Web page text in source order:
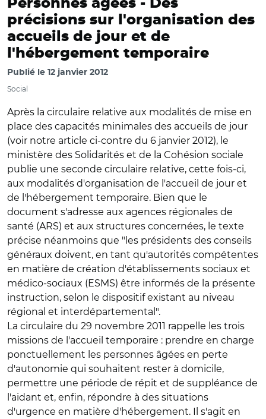
Personnes âgées - Des
précisions sur l'organisation des
accueils de jour et de
l'hébergement temporaire
Publié le 12 janvier 2012
Social
Après la circulaire relative aux modalités de mise en
place des capacités minimales des accueils de jour
(voir notre article ci-contre du 6 janvier 2012), le
ministère des Solidarités et de la Cohésion sociale
publie une seconde circulaire relative, cette fois-ci,
aux modalités d'organisation de l'accueil de jour et
de l'hébergement temporaire. Bien que le
document s'adresse aux agences régionales de
santé (ARS) et aux structures concernées, le texte
précise néanmoins que "les présidents des conseils
généraux doivent, en tant qu'autorités compétentes
en matière de création d'établissements sociaux et
médico-sociaux (ESMS) être informés de la présente
instruction, selon le dispositif existant au niveau
régional et interdépartemental".
La circulaire du 29 novembre 2011 rappelle les trois
missions de l'accueil temporaire : prendre en charge
ponctuellement les personnes âgées en perte
d'autonomie qui souhaitent rester à domicile,
permettre une période de répit et de suppléance de
l'aidant et, enfin, répondre à des situations
d'urgence en matière d'hébergement. Il s'agit en